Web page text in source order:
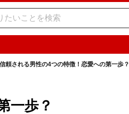
頼される男性の4つの特徴！恋愛への第一歩？
一歩？